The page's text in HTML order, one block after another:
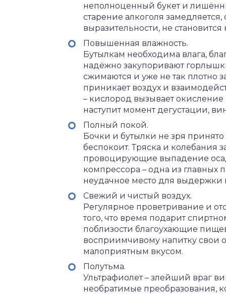
неполноценный букет и
старение алкоголя
выразительности, не
Повышенная влажность.
Бутылкам необходима влага,
надёжно закупоривают
сжимаются и уже не так плотно
приникает воздух и
– кислород вызывает
наступит момент дегустации,
Полный покой.
Бочки и бутылки не зря принято
беспокоит. Тряска и колебания
провоцирующие выпадение
компрессора – одна из главных
неудачное место для выдержки
Свежий и чистый воздух.
Регулярное проветривание и
того, что время подарит
поблизости благоухающие
восприимчивому напитку свои
малоприятным вкусом.
Полутьма.
Ультрафиолет – злейший враг
необратимые преобразования,